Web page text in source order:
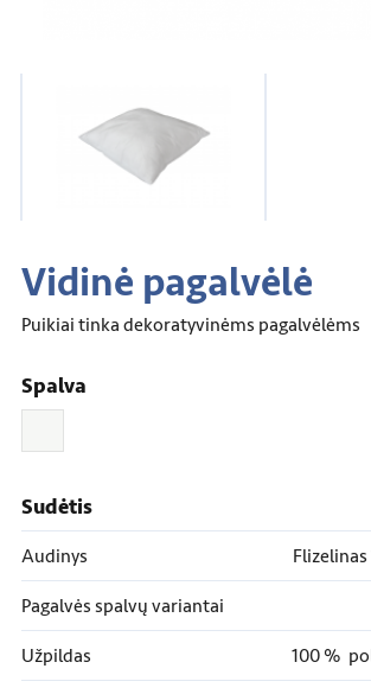
Vidinė pagalvėlė
Puikiai tinka dekoratyvinėms pagalvėlėms
Spalva
Sudėtis
Audinys
Pagalvės spalvų variantai
Užpildas
100 %